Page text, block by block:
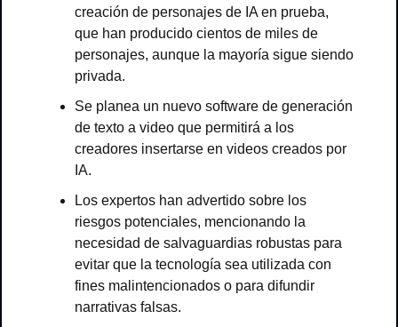
creación de personajes de IA en prueba,
que han producido cientos de miles de
personajes, aunque la mayoría sigue siendo
privada.
Se planea un nuevo software de generación
de texto a video que permitirá a los
creadores insertarse en videos creados por
IA.
Los expertos han advertido sobre los
riesgos potenciales, mencionando la
necesidad de salvaguardias robustas para
evitar que la tecnología sea utilizada con
fines malintencionados o para difundir
narrativas falsas.